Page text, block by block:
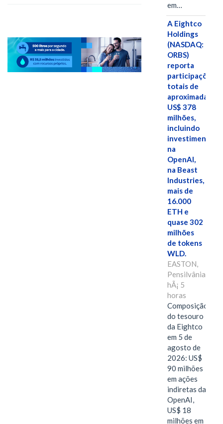
em…
A Eightco
Holdings
(NASDAQ:
ORBS)
reporta
participações
totais de
US$ 378
milhões,
incluindo
investimentos
na
OpenAI,
na Beast
Industries,
mais de
16.000
ETH e
quase 302
milhões
de tokens
WLD.
EASTON,
Pensilvânia,
hÃ¡ 5
horas
Composição
do tesouro
da Eightco
em 5 de
agosto de
2026: US$
90 milhões
em ações
indiretas da
OpenAI,
US$ 18
milhões em